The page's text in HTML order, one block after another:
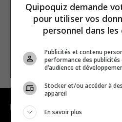
Email address
SUBSCRIBE
NAVIGATION
Quipoquiz demande
pour utiliser vos
personnel dans les
Publicités et contenu
performance des
d’audience et
Stocker et/ou accéder à
appareil
En savoir plus